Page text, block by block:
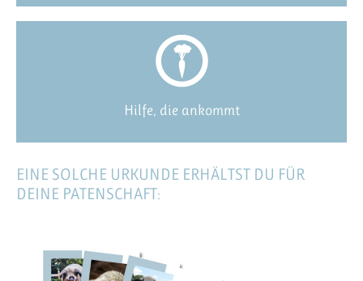
Hilfe, die ankommt
EINE SOLCHE URKUNDE ERHÄLTST DU FÜR
DEINE PATENSCHAFT: